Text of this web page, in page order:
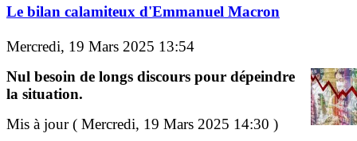
Le bilan calamiteux d'Emmanuel Macron
Mercredi, 19 Mars 2025 13:54
Nul besoin de longs discours pour dépeindre
la situation.
Mis à jour ( Mercredi, 19 Mars 2025 14:30 )